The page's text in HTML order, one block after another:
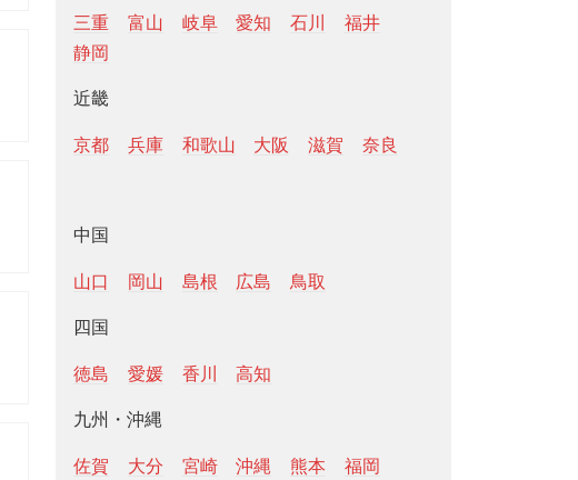
三重 富山 岐阜 愛知 石川
福井
静岡
近畿
京都 兵庫 和歌山 大阪 滋賀 奈良
中国
山口 岡山 島根 広島 鳥取
四国
徳島 愛媛 香川 高知
九州・沖縄
佐賀 大分 宮崎 沖縄 熊本
福岡